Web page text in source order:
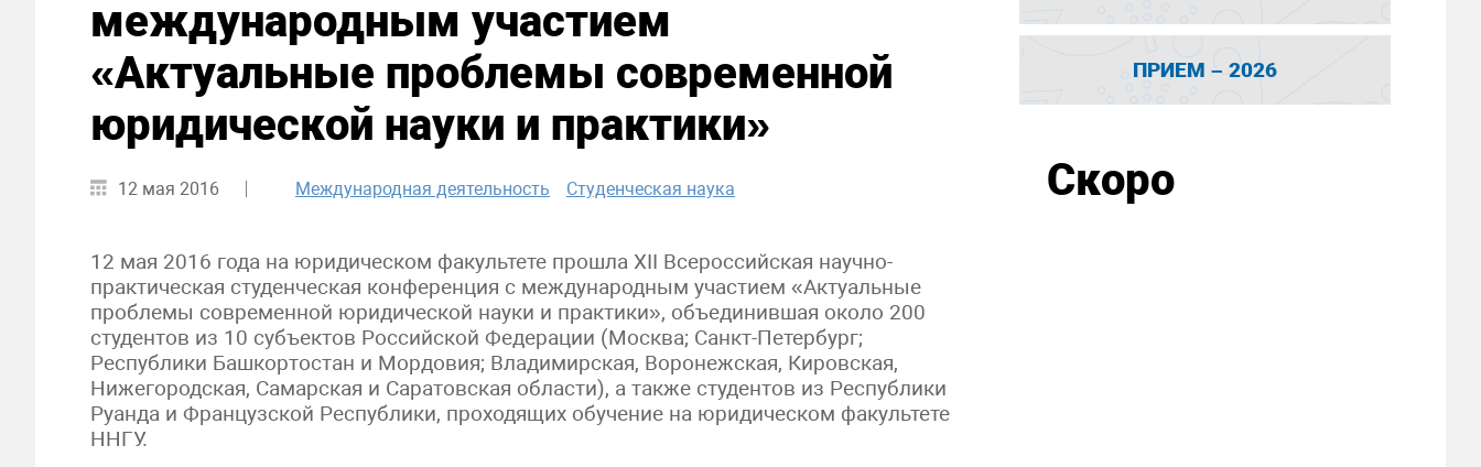
международным участием
«Актуальные проблемы современной
юридической науки и практики»
12 мая 2016 Международная деятельность Студенческая наука
12 мая 2016 года на юридическом факультете прошла XII Всероссийская научно-
практическая студенческая конференция с международным участием «Актуальные
проблемы современной юридической науки и практики», объединившая около 200
студентов из 10 субъектов Российской Федерации (Москва; Санкт-Петербург;
Республики Башкортостан и Мордовия; Владимирская, Воронежская, Кировская,
Нижегородская, Самарская и Саратовская области), а также студентов из Республики
Руанда и Французской Республики, проходящих обучение на юридическом факультете
ННГУ.
ПРИЕМ – 2026
Скоро